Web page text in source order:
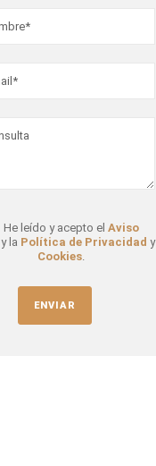
He leído y acepto el Aviso
y la Política de Privacidad y
Cookies.